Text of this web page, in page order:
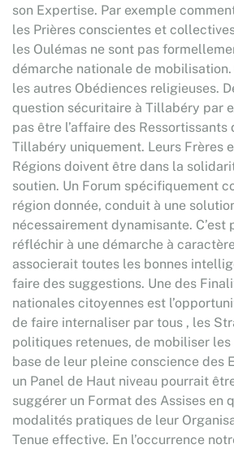
son Expertise. Par exemple
les Prières conscientes et
les Oulémas ne sont pas
démarche nationale de mobilisation.
les autres Obédiences religieuses.
question sécuritaire à Tillabéry par
pas être l’affaire des Ressortissants
Tillabéry uniquement. Leurs Frères
Régions doivent être dans la
soutien. Un Forum spécifiquement
région donnée, conduit à une
nécessairement dynamisante.
réfléchir à une démarche à
associerait toutes les bonnes
faire des suggestions. Une des
nationales citoyennes est
de faire internaliser par tous , les
politiques retenues, de mobiliser
base de leur pleine conscience des
un Panel de Haut niveau pourrait
suggérer un Format des Assises en
modalités pratiques de leur
Tenue effective. En l’occurrence